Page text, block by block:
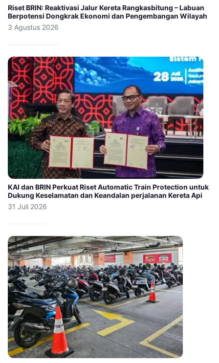
Riset BRIN: Reaktivasi Jalur Kereta Rangkasbitung – Labuan
Berpotensi Dongkrak Ekonomi dan Pengembangan Wilayah
3 Agustus 2026
KAI dan BRIN Perkuat Riset Automatic Train Protection untuk
Dukung Keselamatan dan Keandalan perjalanan Kereta Api
31 Juli 2026